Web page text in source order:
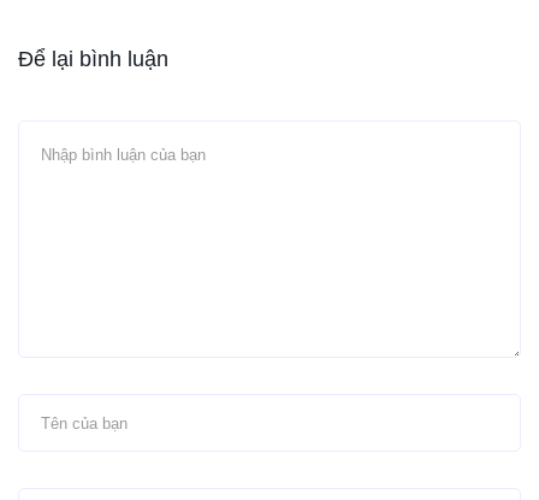
Để lại bình luận